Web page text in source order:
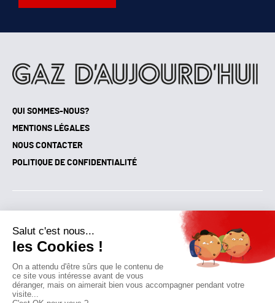
QUI SOMMES-NOUS?
MENTIONS LÉGALES
NOUS CONTACTER
POLITIQUE DE CONFIDENTIALITÉ